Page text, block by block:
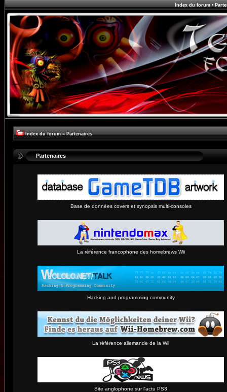
Index du forum•
Index du forum » Partenaires
Partenaires
Base de données covers et synopsis multi-consoles
La référence francophone des homebrews Wii
Hacking and programming community
La référence allemande de la Wii
Site anglophone sur l'actu PS3